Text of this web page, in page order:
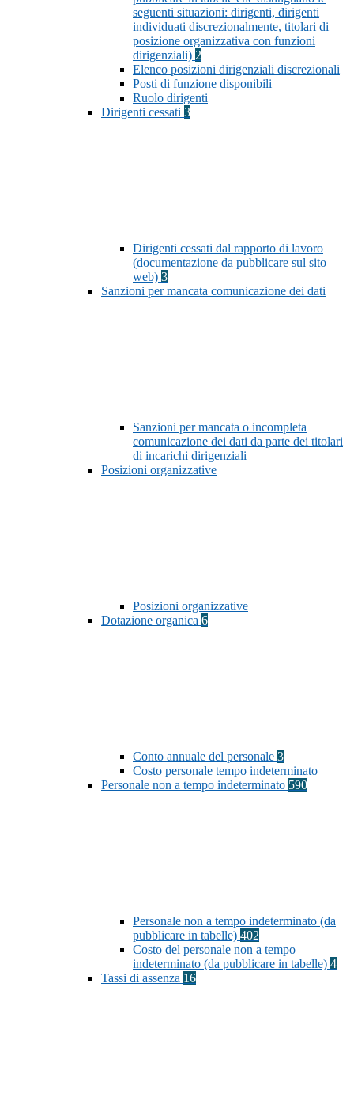
seguenti situazioni: dirigenti, dirigenti
individuati discrezionalmente, titolari di
posizione organizzativa con funzioni
dirigenziali) 2
Elenco posizioni dirigenziali discrezionali
Posti di funzione disponibili
Ruolo dirigenti
Dirigenti cessati 3
Dirigenti cessati dal rapporto di lavoro
(documentazione da pubblicare sul sito
web) 3
Sanzioni per mancata comunicazione dei dati
Sanzioni per mancata o incompleta
comunicazione dei dati da parte dei titolari
di incarichi dirigenziali
Posizioni organizzative
Posizioni organizzative
Dotazione organica 6
Conto annuale del personale 3
Costo personale tempo indeterminato
Personale non a tempo indeterminato 590
Personale non a tempo indeterminato (da
pubblicare in tabelle) 402
Costo del personale non a tempo
indeterminato (da pubblicare in tabelle) 4
Tassi di assenza 16